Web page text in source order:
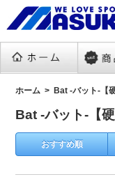
ホーム Bat -バット-【
Bat -バット-【硬
おすすめ順